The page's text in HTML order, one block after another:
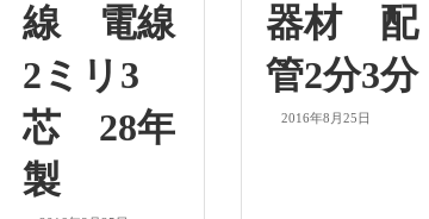
線 電線
2ミリ3
芯 28年
製
器材 配
管2分3分
2016年8月25日